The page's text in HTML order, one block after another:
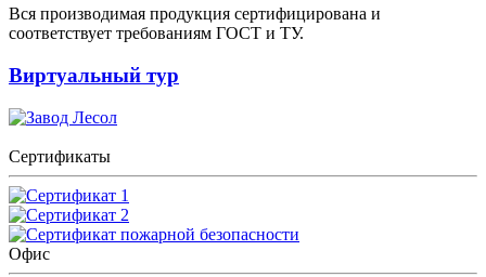
Вся производимая продукция сертифицирована и
соответствует требованиям ГОСТ и ТУ.
Виртуальный тур
Сертификаты
Офис